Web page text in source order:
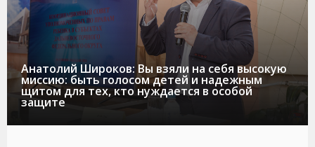
Анатолий Широков: Вы взяли на себя высокую
миссию: быть голосом детей и надежным
щитом для тех, кто нуждается в особой
защите